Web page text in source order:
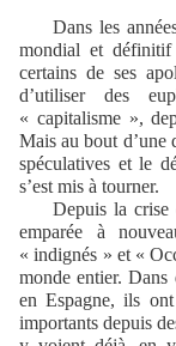
Dans les
mondial et
certains de ses
d’utiliser des
« capitalisme »,
Mais au bout d’une
spéculatives et le
s’est mis à tourner.
Depuis la crise
emparée à
« indignés » et «
monde entier.
en Espagne, ils
importants depuis